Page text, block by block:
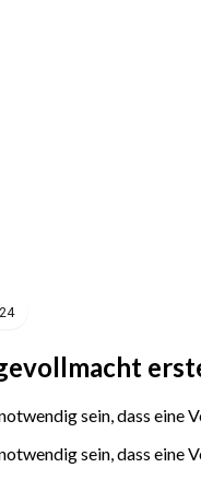
sein, dass eine
sein, dass